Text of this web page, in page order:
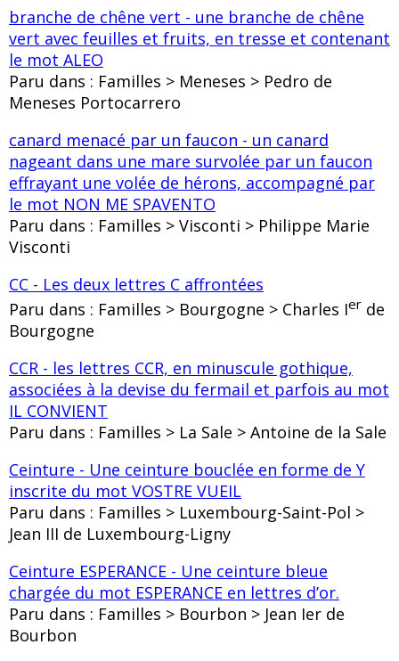
branche de chêne vert - une branche de chêne
vert avec feuilles et fruits, en tresse et contenant
le mot ALEO
Paru dans : Familles > Meneses > Pedro de
Meneses Portocarrero
canard menacé par un faucon - un canard
nageant dans une mare survolée par un faucon
effrayant une volée de hérons, accompagné par
le mot NON ME SPAVENTO
Paru dans : Familles > Visconti > Philippe Marie
Visconti
CC - Les deux lettres C affrontées
Paru dans : Familles > Bourgogne > Charles Ier de
Bourgogne
CCR - les lettres CCR, en minuscule gothique,
associées à la devise du fermail et parfois au mot
IL CONVIENT
Paru dans : Familles > La Sale > Antoine de la Sale
Ceinture - Une ceinture bouclée en forme de Y
inscrite du mot VOSTRE VUEIL
Paru dans : Familles > Luxembourg-Saint-Pol >
Jean III de Luxembourg-Ligny
Ceinture ESPERANCE - Une ceinture bleue
chargée du mot ESPERANCE en lettres d’or.
Paru dans : Familles > Bourbon > Jean Ier de
Bourbon